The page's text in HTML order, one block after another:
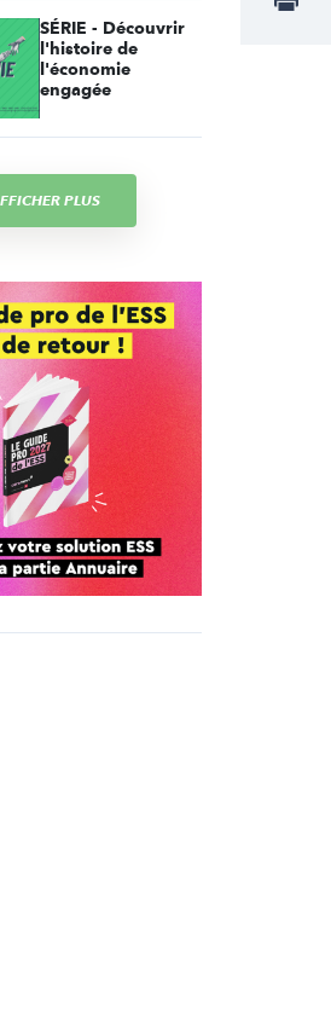
SÉRIE - Découvrir
l'histoire de
l'économie
engagée
PLUS